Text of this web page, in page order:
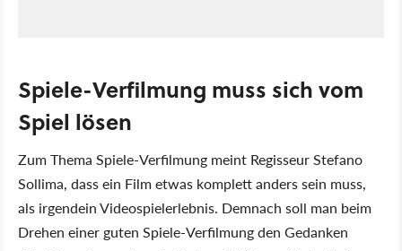
Spiele-Verfilmung muss sich vom
Spiel lösen
Zum Thema Spiele-Verfilmung meint Regisseur Stefano
Sollima, dass ein Film etwas komplett anders sein muss,
als irgendein Videospielerlebnis. Demnach soll man beim
Drehen einer guten Spiele-Verfilmung den Gedanken